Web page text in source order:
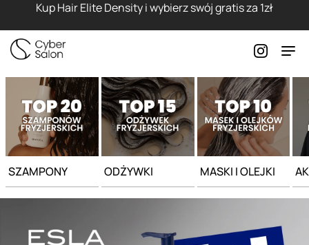
Kup Hair Elite Density i wybierz swój gratis za 1zł
SZAMPONY ODŻYWKI MASKI I OLEJKI
Strona główna - Cyber Salon